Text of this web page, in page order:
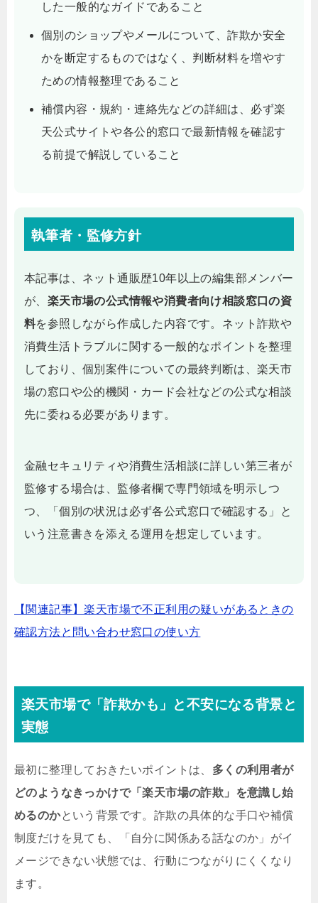
した一般的なガイドであること
個別のショップやメールについて、詐欺か安全
かを断定するものではなく、判断材料を増やす
ための情報整理であること
補償内容・規約・連絡先などの詳細は、必ず楽
天公式サイトや各公的窓口で最新情報を確認す
る前提で解説していること
執筆者・監修方針
本記事は、ネット通販歴10年以上の編集部メンバー
が、 楽天市場の公式情報や消費者向け相談窓口の資
料を参照しながら作成した内容です。ネット詐欺や
消費生活トラブルに関する一般的なポイントを整理
しており、個別案件についての最終判断は、楽天市
場の窓口や公的機関・カード会社などの公式な相談
先に委ねる必要があります。
金融セキュリティや消費生活相談に詳しい第三者が
監修する場合は、監修者欄で専門領域を明示しつ
つ、「個別の状況は必ず各公式窓口で確認する」と
いう注意書きを添える運用を想定しています。
【関連記事】楽天市場で不正利用の疑いがあるときの
確認方法と問い合わせ窓口の使い方
楽天市場で「詐欺かも」と不安になる背景と
実態
最初に整理しておきたいポイントは、 多くの利用者が
どのようなきっかけで「楽天市場の詐欺」を意識し始
めるのかという背景です。詐欺の具体的な手口や補償
制度だけを見ても、「自分に関係ある話なのか」がイ
メージできない状態では、行動につながりにくくなり
ます。